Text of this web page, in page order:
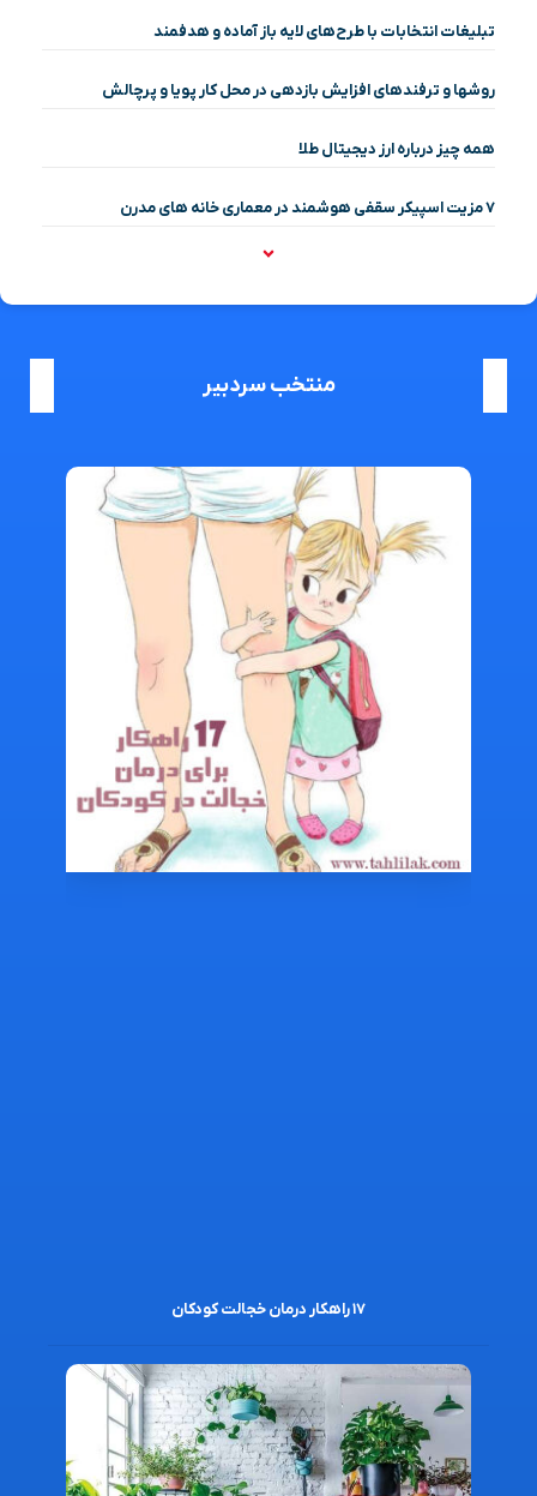
تبلیغات انتخابات با طرح‌های لایه باز آماده و هدفمند
روشها و ترفندهای افزایش بازدهی در محل کار پویا و پرچالش
همه چیز درباره ارز دیجیتال طلا
۷ مزیت اسپیکر سقفی هوشمند در معماری خانه‌ های مدرن
منتخب سردبیر
۱۷ راهکار درمان خجالت کودکان